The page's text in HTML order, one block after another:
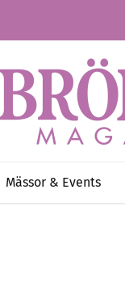
Mässor & Events